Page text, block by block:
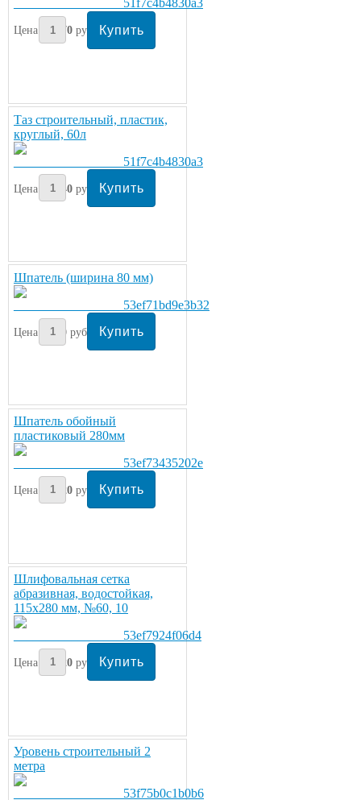
Цена: 270руб/шт.
Таз строительный, пластик,
круглый, 60л
Цена: 340руб/шт.
Шпатель (ширина 80 мм)
Цена: 70руб/шт.
Шпатель обойный
пластиковый 280мм
Цена: 120руб/шт.
Шлифовальная сетка
абразивная, водостойкая,
115х280 мм, №60, 10
Цена: 220руб/шт.
Уровень строительный 2
метра